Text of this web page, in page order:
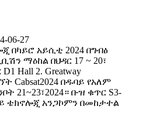
06-27
በካይሮ አይሲቲ 2024 በግብፅ
ማዕከል በህዳር 17 ~ 20፣
Hall 2. Greatway
Cabsat2024 በዱባይ የአለም
21~23፣2024። ቡዝ ቁጥር S3-
ቴክኖሎጂ አንጋኮምን በመከታተል